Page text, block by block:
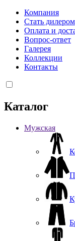
Компания
Стать дилером
Оплата и
Вопрос-ответ
Галерея
Коллекции
Контакты
Каталог
Мужская